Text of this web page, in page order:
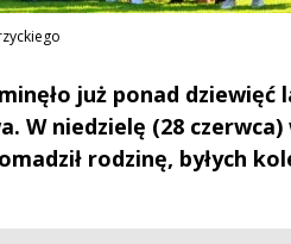
już ponad dziewięć
W niedzielę (28 czerwca)
rodzinę, byłych